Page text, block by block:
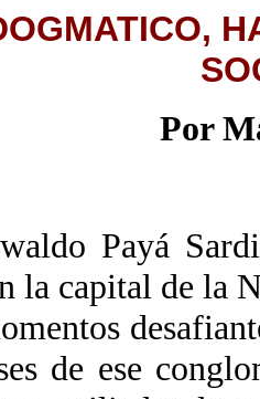
Por
Payá
la capital de la
de ese